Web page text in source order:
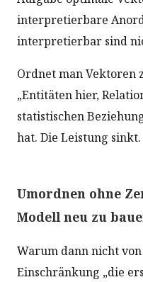
interpretierbare
interpretierbar sind
Ordnet man Vektoren
„Entitäten hier,
statistischen
hat. Die Leistung sinkt.
Umordnen ohne
Modell neu zu
Warum dann nicht
Einschränkung „die